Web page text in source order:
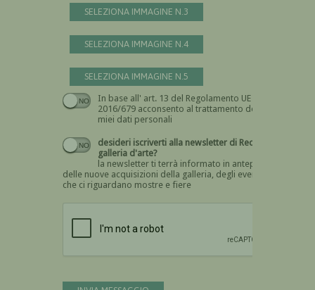
SELEZIONA IMMAGINE N.3
SELEZIONA IMMAGINE N.4
SELEZIONA IMMAGINE N.5
In base all' art. 13 del Regolamento UE n.
2016/679 acconsento al trattamento dei
miei dati personali
Devi dare il consenso
desideri iscriverti alla newsletter di Recta
galleria d'arte?
la newsletter ti terrà informato in anteprima
delle nuove acquisizioni della galleria, degli eventi
che ci riguardano mostre e fiere